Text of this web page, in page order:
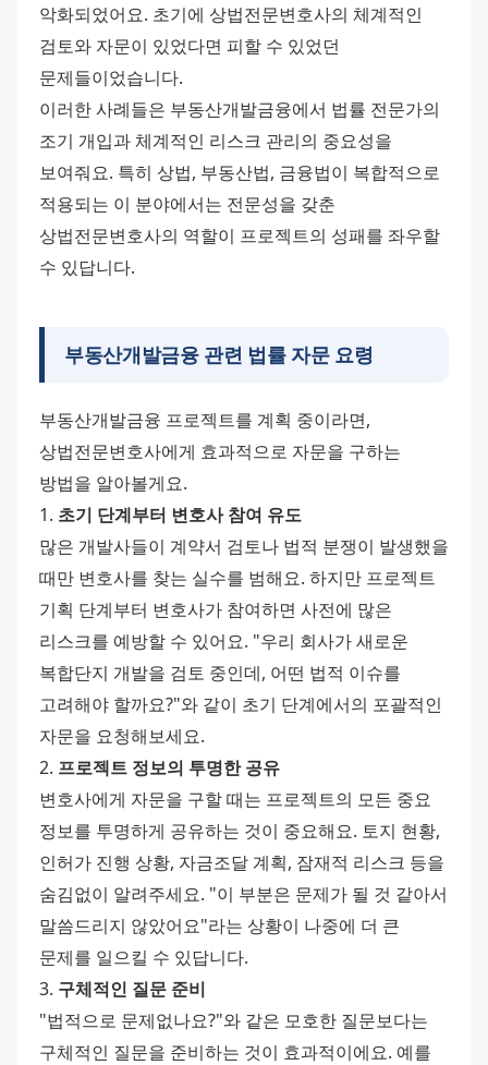
악화되었어요. 초기에 상법전문변호사의 체계적인
검토와 자문이 있었다면 피할 수 있었던
문제들이었습니다.
이러한 사례들은 부동산개발금융에서 법률 전문가의
조기 개입과 체계적인 리스크 관리의 중요성을
보여줘요. 특히 상법, 부동산법, 금융법이 복합적으로
적용되는 이 분야에서는 전문성을 갖춘
상법전문변호사의 역할이 프로젝트의 성패를 좌우할
수 있답니다.
부동산개발금융 관련 법률 자문 요령
부동산개발금융 프로젝트를 계획 중이라면,
상법전문변호사에게 효과적으로 자문을 구하는
방법을 알아볼게요.
1. 초기 단계부터 변호사 참여 유도
많은 개발사들이 계약서 검토나 법적 분쟁이 발생했을
때만 변호사를 찾는 실수를 범해요. 하지만 프로젝트
기획 단계부터 변호사가 참여하면 사전에 많은
리스크를 예방할 수 있어요. "우리 회사가 새로운
복합단지 개발을 검토 중인데, 어떤 법적 이슈를
고려해야 할까요?"와 같이 초기 단계에서의 포괄적인
자문을 요청해보세요.
2. 프로젝트 정보의 투명한 공유
변호사에게 자문을 구할 때는 프로젝트의 모든 중요
정보를 투명하게 공유하는 것이 중요해요. 토지 현황,
인허가 진행 상황, 자금조달 계획, 잠재적 리스크 등을
숨김없이 알려주세요. "이 부분은 문제가 될 것 같아서
말씀드리지 않았어요"라는 상황이 나중에 더 큰
문제를 일으킬 수 있답니다.
3. 구체적인 질문 준비
"법적으로 문제없나요?"와 같은 모호한 질문보다는
구체적인 질문을 준비하는 것이 효과적이에요. 예를